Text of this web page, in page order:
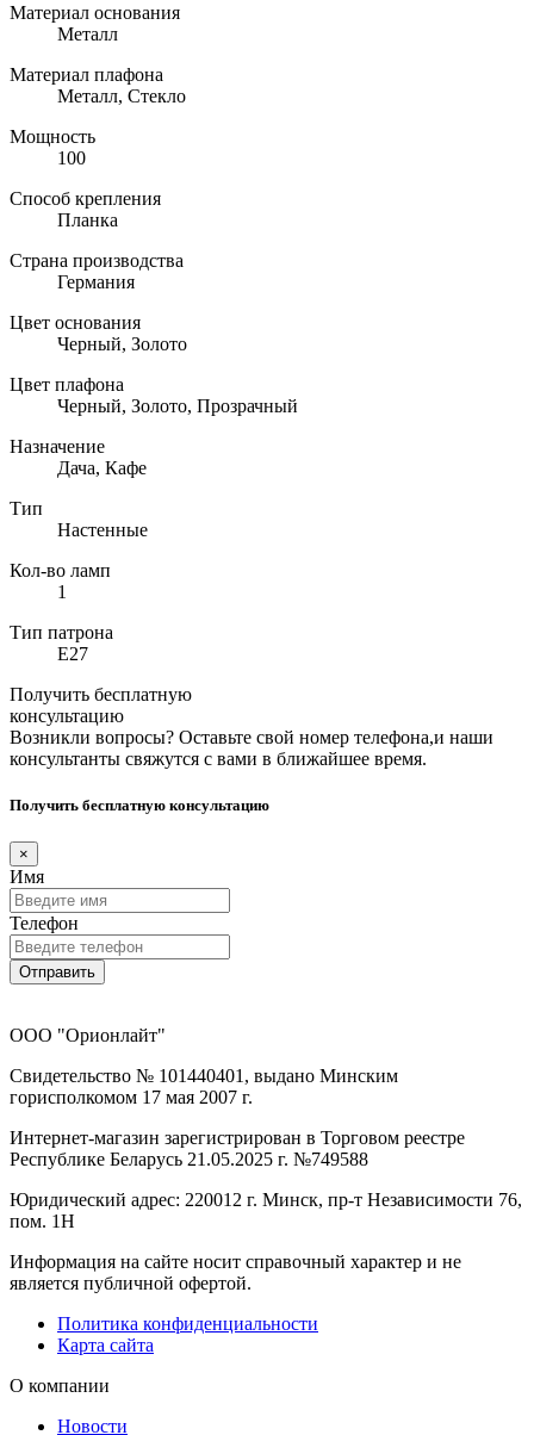
Материал основания
Металл
Материал плафона
Металл, Стекло
Мощность
100
Способ крепления
Планка
Страна производства
Германия
Цвет основания
Черный, Золото
Цвет плафона
Черный, Золото, Прозрачный
Назначение
Дача, Кафе
Тип
Настенные
Кол-во ламп
1
Тип патрона
E27
Получить бесплатную
консультацию
Возникли вопросы? Оставьте свой номер телефона,и наши
консультанты свяжутся с вами в ближайшее время.
Получить бесплатную консультацию
×
Имя
Телефон
Отправить
ООО "Орионлайт"
Свидетельство № 101440401, выдано Минским
горисполкомом 17 мая 2007 г.
Интернет-магазин зарегистрирован в Торговом реестре
Республике Беларусь 21.05.2025 г. №749588
Юридический адрес: 220012 г. Минск, пр-т Независимости 76,
пом. 1Н
Информация на сайте носит справочный характер и не
является публичной офертой.
Политика конфиденциальности
Карта сайта
О компании
Новости